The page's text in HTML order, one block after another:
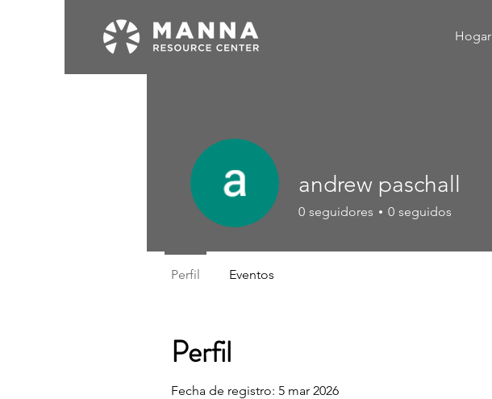
Hogar
Perfil
Fecha de registro: 5 mar 2026
andrew paschall
0 seguidores 0 seguidos
Perfil Eventos